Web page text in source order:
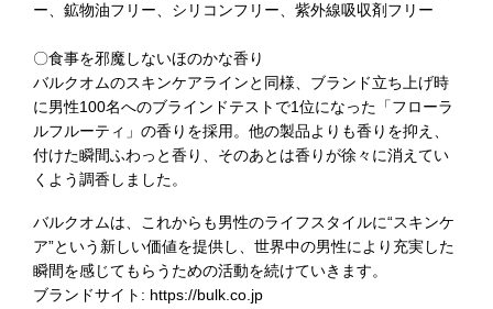
ー、鉱物油フリー、シリコンフリー、紫外線吸収剤フリー
〇食事を邪魔しないほのかな香り
バルクオムのスキンケアラインと同様、ブランド立ち上げ時
に男性100名へのブラインドテストで1位になった「フローラ
ルフルーティ」の香りを採用。他の製品よりも香りを抑え、
付けた瞬間ふわっと香り、そのあとは香りが徐々に消えてい
くよう調香しました。
バルクオムは、これからも男性のライフスタイルに“スキンケ
ア”という新しい価値を提供し、世界中の男性により充実した
瞬間を感じてもらうための活動を続けていきます。
ブランドサイト: https://bulk.co.jp